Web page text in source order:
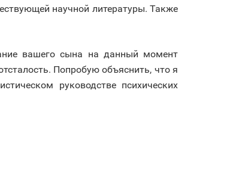
научной литературы. Также
вашего сына на данный момент
Попробую объяснить, что я
руководстве психических